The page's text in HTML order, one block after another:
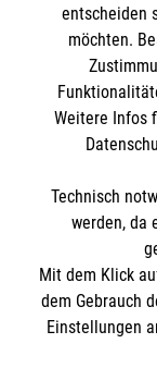
Cookies
entscheiden
möchten.
Weitere Infos
Technisch
werden, da
Mit dem Klick
dem Gebrauch
Einstellungen